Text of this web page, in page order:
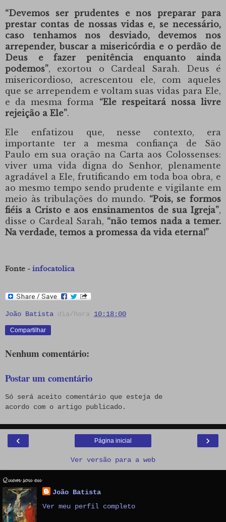
“Devemos ser prudentes e nos preparar para
prestar contas de nossas vidas e, se necessário,
caso tenhamos nos desviado, devemos nos
arrepender, buscar a misericórdia e o perdão de
Deus e fazer penitência enquanto ainda
podemos”, exortou o Cardeal Sarah. Deus é
misericordioso, acrescentou ele, com aqueles
que se arrependem e voltam suas vidas para Ele,
e da mesma forma “Ele respeitará nossa livre
rejeição a Ele”.
Ele enfatizou que, nesse contexto, era
importante ter a mesma confiança de São
Paulo em sua oração na Carta aos Colossenses:
viver uma vida digna do Senhor, plenamente
agradável a Ele, frutificando em toda boa obra, e
ao mesmo tempo sendo prudente e vigilante em
meio às tribulações do mundo. “Pois, se formos
fiéis a Cristo e aos ensinamentos de sua Igreja”,
disse o Cardeal Sarah, “não temos nada a temer.
Na verdade, temos a promessa da vida eterna!”
Fonte - infocatolica
João Batista dia/hora 10:18:00
Compartilhar
Nenhum comentário:
Postar um comentário
Só será aceito comentário que esteja de
acordo com o artigo publicado.
‹ ›
Página inicial
Ver versão para a web
𝓠𝓾𝓮𝓶 𝓼𝓸𝓾 𝓮𝓾
João Batista
Ver meu perfil completo